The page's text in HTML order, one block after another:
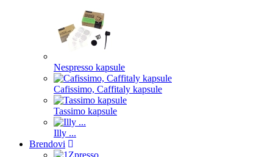
Nespresso kapsule
Cafissimo, Caffitaly kapsule
Tassimo kapsule
Illy ...
Brendovi